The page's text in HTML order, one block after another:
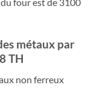
four est de 3100
métaux par
TH
non ferreux